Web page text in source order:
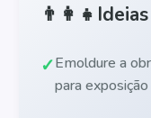
👨‍👩‍👧
Emoldure a
para exposição